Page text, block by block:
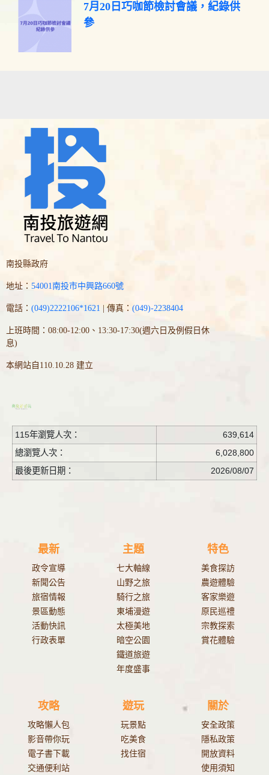
7月20日巧咖節檢討會議，紀錄供
參
南投縣政府
地址： 54001南投市中興路660號
電話： (049)2222106*1621 | 傳真： (049)-2238404
上班時間：08:00-12:00、13:30-17:30(週六日及例假日休
息)
本網站自110.10.28 建立
115年瀏覽人次：
639,614
總瀏覽人次：
6,028,800
最後更新日期：
2026/08/07
最新
政令宣導
新聞公告
旅宿情報
景區動態
活動快訊
行政表單
主題
七大軸線
山野之旅
騎行之旅
東埔漫遊
太極美地
暗空公園
鐵道旅遊
年度盛事
特色
美食探訪
農遊體驗
客家樂遊
原民巡禮
宗教探索
賞花體驗
攻略
攻略懶人包
影音帶你玩
電子書下載
交通便利站
遊玩
玩景點
吃美食
找住宿
關於
安全政策
隱私政策
開放資料
使用須知